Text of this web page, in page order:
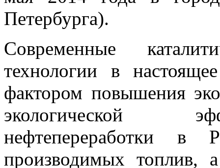
Петербурга).
Современные
технологии в
фактором повышения
экологической
нефтепереработки в
производимых топлив,